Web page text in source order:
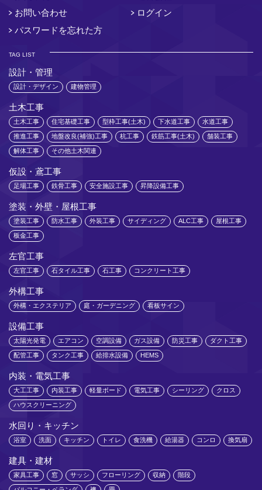
お問い合わせ
ログイン
パスワードを忘れた方
TAG LIST
設計・管理
設計・デザイン 建物管理
土木工事
土木工事 住宅基礎工事 型枠工事(土木) 下水道工事 水道工事
推進工事 地盤改良(補強)工事 杭工事 鉄筋工事(土木) 舗装工事
解体工事 その他土木関連
仮設・鳶工事
足場工事 鉄骨工事 安全施設工事 昇降設備工事
塗装・外壁・屋根工事
塗装工事 防水工事 外装工事 サイディング ALC工事 屋根工事
板金工事
左官工事
左官工事 石タイル工事 石工事 コンクリート工事
外構工事
外構・エクステリア 庭・ガーデニング 看板サイン
設備工事
太陽光発電 エアコン 空調設備 ガス設備 防災工事 ダクト工事
配管工事 タンク工事 給排水設備 HEMS
内装・電気工事
大工工事 内装工事 軽量ボード 電気工事 シーリング クロス
ハウスクリーニング
水回り・キッチン
浴室 洗面 キッチン トイレ 食洗機 給湯器 コンロ 換気扇
建具・建材
家具工事 窓 サッシ フローリング 収納 階段